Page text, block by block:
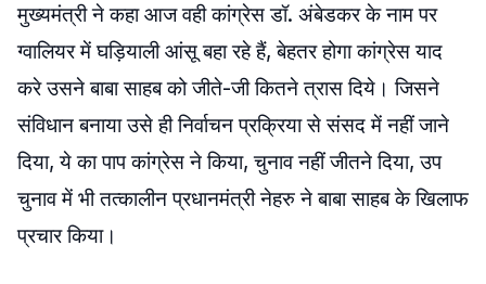
मुख्यमंत्री ने कहा आज वही कांग्रेस डॉ. अंबेडकर के नाम पर
ग्वालियर में घड़ियाली आंसू बहा रहे हैं, बेहतर होगा कांग्रेस याद
करे उसने बाबा साहब को जीते-जी कितने त्रास दिये। जिसने
संविधान बनाया उसे ही निर्वाचन प्रक्रिया से संसद में नहीं जाने
दिया, ये का पाप कांग्रेस ने किया, चुनाव नहीं जीतने दिया, उप
चुनाव में भी तत्कालीन प्रधानमंत्री नेहरु ने बाबा साहब के खिलाफ
प्रचार किया।